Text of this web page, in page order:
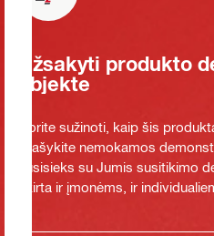
Užsakyti produkto
objekte
Norite sužinoti, kaip šis
Prašykite nemokamos
susisieks su Jumis susitikimo
skirta ir įmonėms, ir